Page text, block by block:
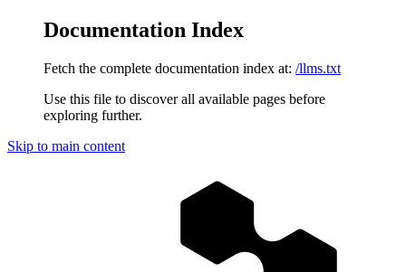
Documentation Index
Fetch the complete documentation index at: /llms.txt
Use this file to discover all available pages before
exploring further.
Skip to main content